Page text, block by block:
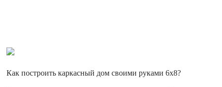
Как построить каркасный дом своими руками 6х8?